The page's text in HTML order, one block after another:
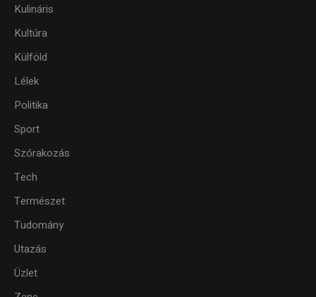
Kulináris
Kultúra
Külföld
Lélek
Politika
Sport
Szórakozás
Tech
Természet
Tudomány
Utazás
Üzlet